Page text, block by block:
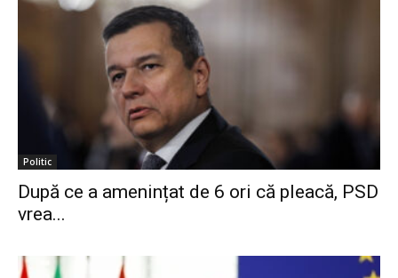
Politic
După ce a amenințat de 6 ori că pleacă, PSD
vrea...